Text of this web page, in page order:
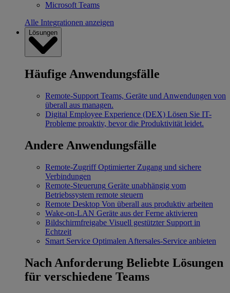
Microsoft Teams
Alle Integrationen anzeigen
Lösungen
Häufige Anwendungsfälle
Remote-Support Teams, Geräte und Anwendungen von
überall aus managen.
Digital Employee Experience (DEX) Lösen Sie IT-
Probleme proaktiv, bevor die Produktivität leidet.
Andere Anwendungsfälle
Remote-Zugriff Optimierter Zugang und sichere
Verbindungen
Remote-Steuerung Geräte unabhängig vom
Betriebssystem remote steuern
Remote Desktop Von überall aus produktiv arbeiten
Wake-on-LAN Geräte aus der Ferne aktivieren
Bildschirmfreigabe Visuell gestützter Support in
Echtzeit
Smart Service Optimalen Aftersales-Service anbieten
Nach Anforderung Beliebte Lösungen
für verschiedene Teams